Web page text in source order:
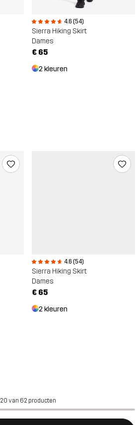
4.6 (54)
Sierra Hiking Skirt
Dames
€ 65
2 kleuren
4.6 (54)
Sierra Hiking Skirt
Dames
€ 65
2 kleuren
20 van 62 producten